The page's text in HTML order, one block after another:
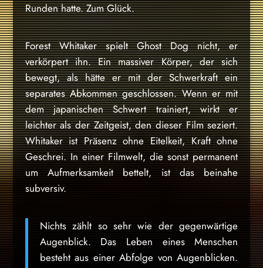
Runden hatte. Zum Glück.
Forest Whitaker spielt Ghost Dog nicht, er
verkörpert ihn. Ein massiver Körper, der sich
bewegt, als hätte er mit der Schwerkraft ein
separates Abkommen geschlossen. Wenn er mit
dem japanischen Schwert trainiert, wirkt er
leichter als der Zeitgeist, den dieser Film seziert.
Whitaker ist Präsenz ohne Eitelkeit, Kraft ohne
Geschrei. In einer Filmwelt, die sonst permanent
um Aufmerksamkeit bettelt, ist das beinahe
subversiv.
Nichts zählt so sehr wie der gegenwärtige
Augenblick. Das Leben eines Menschen
besteht aus einer Abfolge von Augenblicken.